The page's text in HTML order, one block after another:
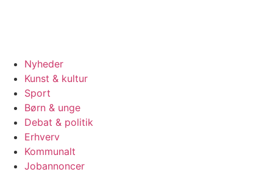
Nyheder
Kunst & kultur
Sport
Børn & unge
Debat & politik
Erhverv
Kommunalt
Jobannoncer